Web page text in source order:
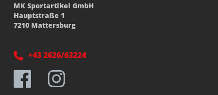
MK Sportartikel GmbH
Hauptstraße 1
7210 Mattersburg
+43 2626/63224